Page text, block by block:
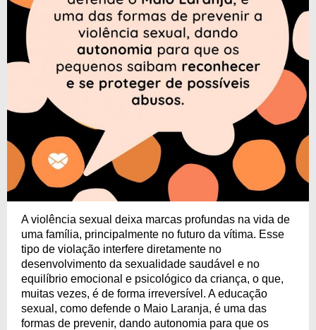
A violência sexual deixa marcas profundas na vida de
uma família, principalmente no futuro da vítima. Esse
tipo de violação interfere diretamente no
desenvolvimento da sexualidade saudável e no
equilíbrio emocional e psicológico da criança, o que,
muitas vezes, é de forma irreversível. A educação
sexual, como defende o Maio Laranja, é uma das
formas de prevenir, dando autonomia para que os